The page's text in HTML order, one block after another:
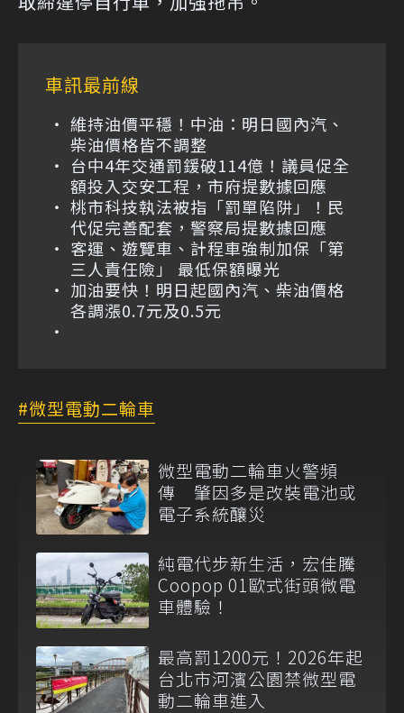
車訊最前線
維持油價平穩！中油：明日國內汽、
柴油價格皆不調整
台中4年交通罰鍰破114億！議員促全
額投入交安工程，市府提數據回應
桃市科技執法被指「罰單陷阱」！民
代促完善配套，警察局提數據回應
客運、遊覽車、計程車強制加保「第
三人責任險」 最低保額曝光
加油要快！明日起國內汽、柴油價格
各調漲0.7元及0.5元
微型電動二輪車
微型電動二輪車火警頻
傳 肇因多是改裝電池或
電子系統釀災
純電代步新生活，宏佳騰
Coopop 01歐式街頭微電
車體驗！
最高罰1200元！2026年起
台北市河濱公園禁微型電
動二輪車進入